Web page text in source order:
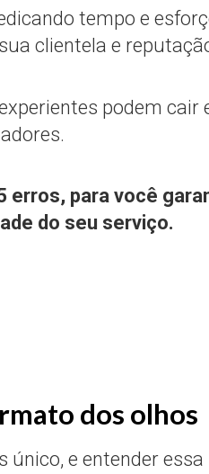
tempo e
clientela e
podem cair
erros, para você
do seu serviço.
dos olhos
e entender essa